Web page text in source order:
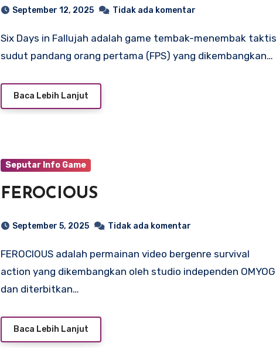
September 12, 2025 Tidak ada komentar
Six Days in Fallujah adalah game tembak-menembak taktis
sudut pandang orang pertama (FPS) yang dikembangkan…
Baca Lebih Lanjut
Seputar Info Game
FEROCIOUS
September 5, 2025 Tidak ada komentar
FEROCIOUS adalah permainan video bergenre survival
action yang dikembangkan oleh studio independen OMYOG
dan diterbitkan…
Baca Lebih Lanjut